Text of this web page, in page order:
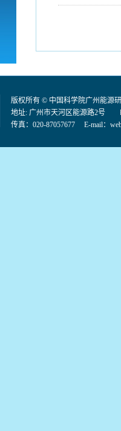
版权所有 © 中国科学院广州能源
地址: 广州市天河区能源路2号
传真：020-87057677 E-mail：